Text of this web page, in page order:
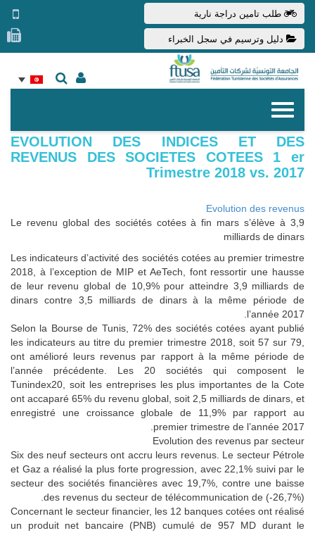
طلب تامين دراجة نارية
دليل وترسيم في سجل الخبراء
EVOLUTION DES INDICES ET DES
REVENUS DES SOCIETES COTEES 1 er
Trimestre 2018 vs. 2017
Evolution des revenus
Le revenu global des sociétés cotées à fin mars s’élève à 3,9
milliards de dinars
Les indicateurs d’activité des sociétés cotées au premier trimestre
2018, à l’exception de MIP et AeTech, font ressortir une hausse
de leur revenu global de 10,9% pour atteindre 3,9 milliards de
dinars contre 3,5 milliards de dinars à la même période de
l’année 2017.
Selon la Bourse de Tunis, 72% des sociétés cotées ayant publié
les indicateurs au titre du premier trimestre 2018, soit 57 sur 79,
ont amélioré leurs revenus par rapport à la même période de
l’année précédente. Les 20 sociétés qui composent le
Tunindex20, soit les entreprises les plus importantes de la Cote
ont accaparé 65% du revenu global, soit 2,5 milliards de dinars, et
enregistré une croissance globale de 11,9% par rapport au
premier trimestre de l’année 2017.
Evolution des revenus par secteur
Six des neuf secteurs ont accru leurs revenus. Le secteur Pétrole
et Gaz a réalisé la plus forte progression, avec 22,1% suivi par le
secteur des sociétés financières avec 19,7%, contre une baisse
des revenus du secteur de télécommunication de (-26,7%).
Concernant le secteur financier, les 12 banques cotées ont réalisé
un produit net bancaire (PNB) cumulé de 957 MD durant le